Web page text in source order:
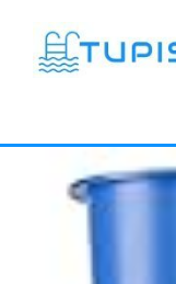
contenido